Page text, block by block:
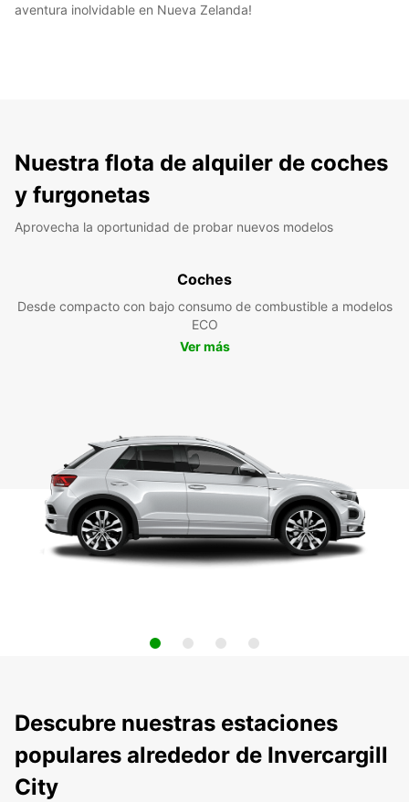
aventura inolvidable en Nueva Zelanda!
Nuestra flota de alquiler de coches
y furgonetas
Aprovecha la oportunidad de probar nuevos modelos
Coches
Desde compacto con bajo consumo de combustible a modelos
ECO
Ver más
Descubre nuestras estaciones
populares alrededor de Invercargill
City